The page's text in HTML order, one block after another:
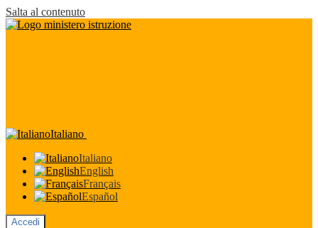
Salta al contenuto
Italiano
Italiano
English
Français
Español
Accedi